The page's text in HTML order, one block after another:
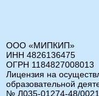
ООО «МИПКИП»
ИНН 4826136475
ОГРН 1184827008013
Лицензия на
образовательной
№ Л035-01274-48/